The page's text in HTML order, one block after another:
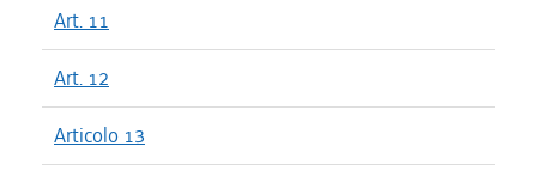
Art. 11
Art. 12
Articolo 13